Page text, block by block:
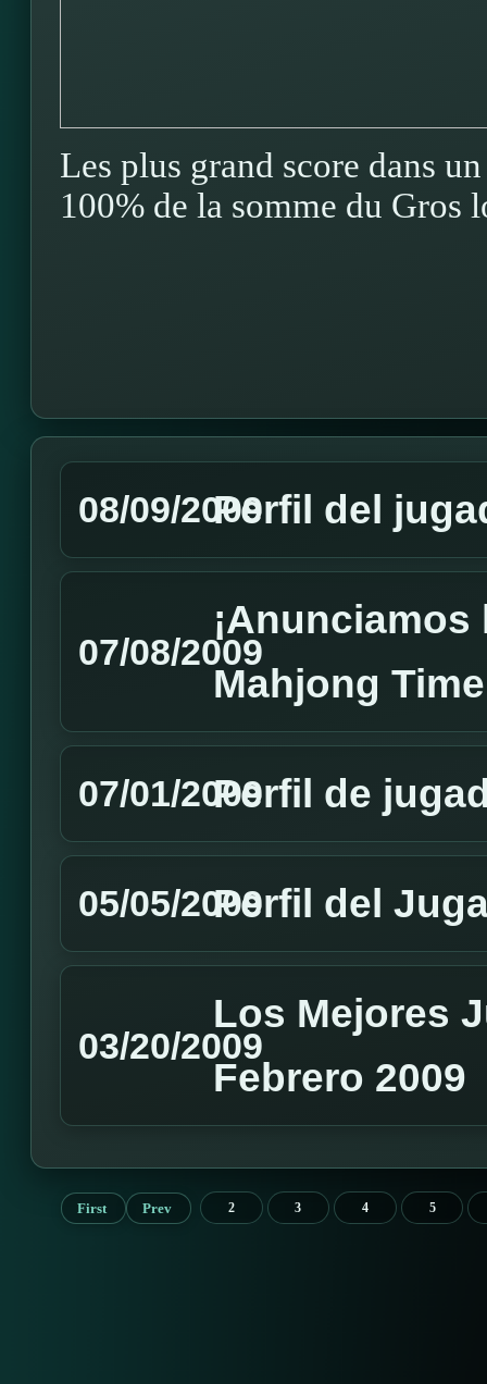
Les plus grand score dans
100% de la somme du Gros
08/09/2009Perfil del
07/08/2009
Mahjong
07/01/2009Perfil de
05/05/2009Perfil del
03/20/2009
Los Mejores
Febrero 2009
First Prev 2 3 4 5